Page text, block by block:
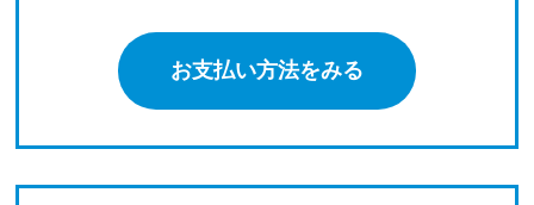
お支払い方法をみる